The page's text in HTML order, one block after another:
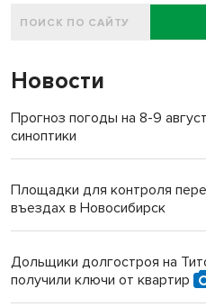
Новости
Прогноз погоды на 8-9
синоптики
Площадки для контроля
въездах в Новосибирск
Дольщики долгостроя на
получили ключи от квартир